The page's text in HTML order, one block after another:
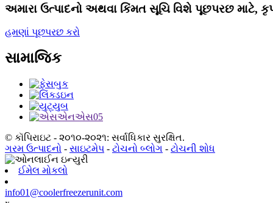
અમારા ઉત્પાદનો અથવા કિંમત સૂચિ વિશે પૂછપરછ માટે,
હમણાં પૂછપરછ કરો
સામાજિક
© કૉપિરાઇટ - ૨૦૧૦-૨૦૨૧: સર્વાધિકાર સુરક્ષિત.
ગરમ ઉત્પાદનો - સાઇટમેપ - ટોચનો બ્લોગ - ટોચની શોધ
ઈમેલ મોકલો
info01@coolerfreezerunit.com